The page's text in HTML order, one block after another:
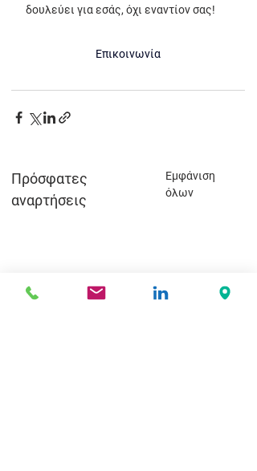
δουλεύει για εσάς, όχι εναντίον σας!
Επικοινωνία
Πρόσφατες
αναρτήσεις
Εμφάνιση
όλων